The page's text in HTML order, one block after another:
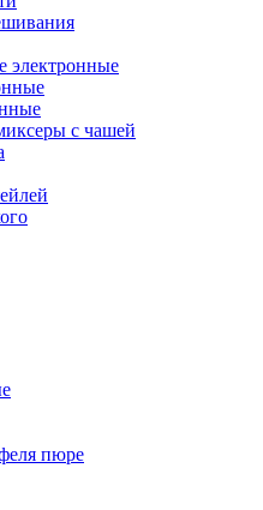
электронные
с чашей
пюре